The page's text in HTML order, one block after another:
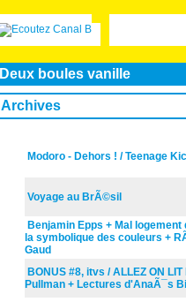
Deux boules vanille
Archives
Modoro - Dehors ! / Teenage
Voyage au BrÃ©sil
Benjamin Epps + Mal
la symbolique des couleurs +
Gaud
BONUS #8, itvs / ALLEZ ON
Pullman + Lectures d'AnaÃ¯s